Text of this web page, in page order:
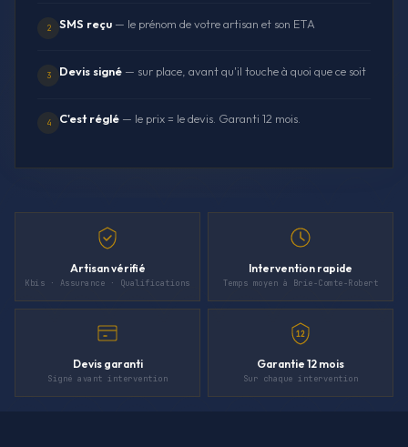
2 SMS reçu — le prénom de votre artisan et son ETA
3 Devis signé — sur place, avant qu'il touche à quoi que ce soit
4 C'est réglé — le prix = le devis. Garanti 12 mois.
Artisan vérifié
Kbis · Assurance · Qualifications
Intervention rapide
Temps moyen à Brie-Comte-Robert
Devis garanti
Signé avant intervention
12
Garantie 12 mois
Sur chaque intervention